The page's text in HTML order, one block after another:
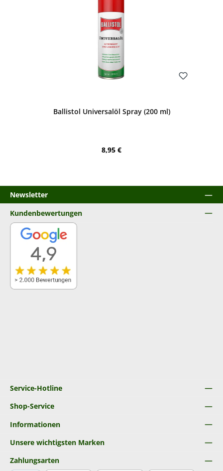
Ballistol Universalöl Spray (200 ml)
Regulärer Preis:
8,95 €
Newsletter
Service-Hotline
Shop-Service
Informationen
Unsere wichtigsten Marken
Kundenbewertungen
Zahlungsarten